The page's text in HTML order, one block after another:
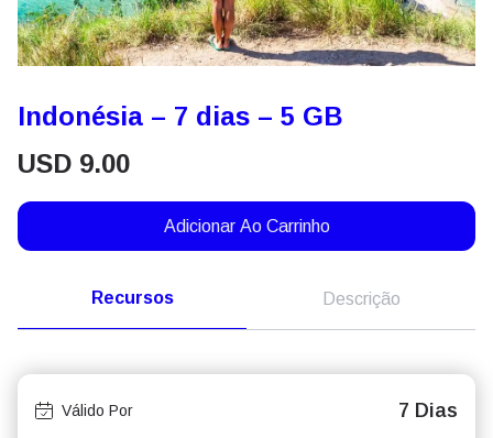
Indonésia – 7 dias – 5 GB
USD 9.00
Adicionar Ao Carrinho
Recursos Descrição
Válido Por 7 Dias